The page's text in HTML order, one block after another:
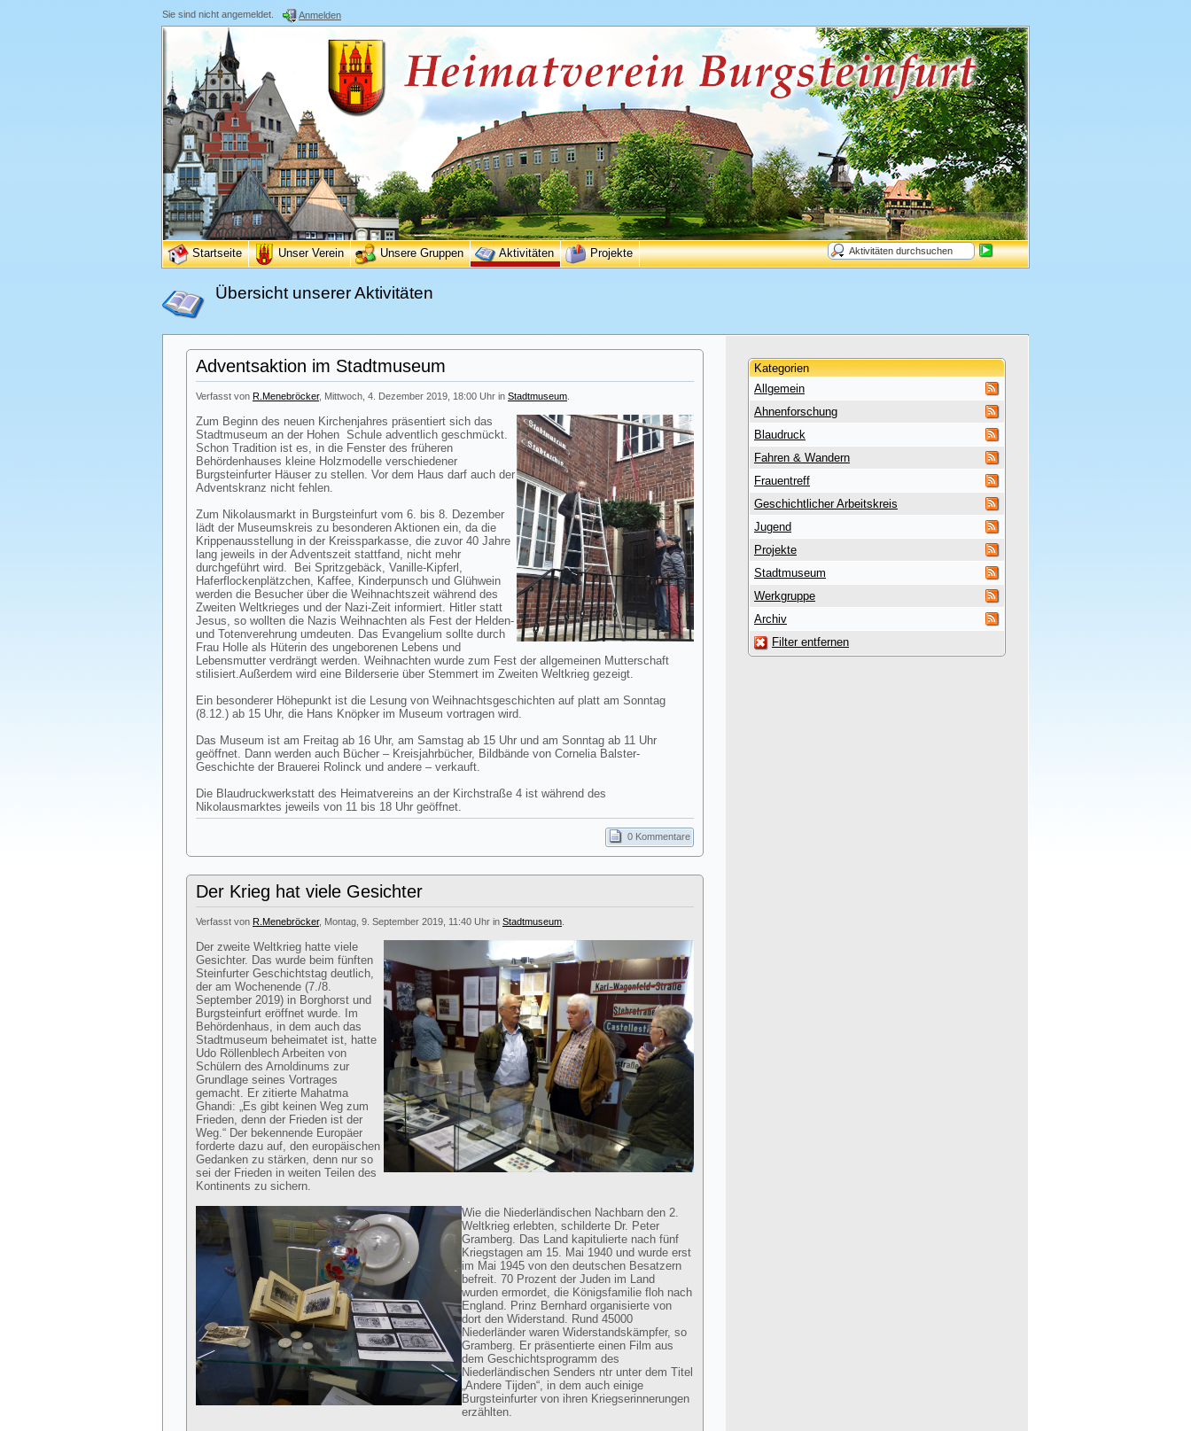
Sie sind nicht angemeldet. Anmelden
Startseite Unser Verein Unsere Gruppen Aktivitäten Projekte
Übersicht unserer Aktivitäten
Adventsaktion im Stadtmuseum
Verfasst von R.Menebröcker, Mittwoch, 4. Dezember 2019, 18:00 Uhr in Stadtmuseum
Zum Beginn des neuen Kirchenjahres präsentiert sich das
Stadtmuseum an der Hohen Schule adventlich geschmückt.
Schon Tradition ist es, in die Fenster des früheren
Behördenhauses kleine Holzmodelle verschiedener
Burgsteinfurter Häuser zu stellen. Vor dem Haus darf auch der
Adventskranz nicht fehlen.
Zum Nikolausmarkt in Burgsteinfurt vom 6. bis 8. Dezember
lädt der Museumskreis zu besonderen Aktionen ein, da die
Krippenausstellung in der Kreissparkasse, die zuvor 40 Jahre
lang jeweils in der Adventszeit stattfand, nicht mehr
durchgeführt wird. Bei Spritzgebäck, Vanille-Kipferl,
Haferflockenplätzchen, Kaffee, Kinderpunsch und Glühwein
werden die Besucher über die Weihnachtszeit während des
Zweiten Weltkrieges und der Nazi-Zeit informiert. Hitler statt
Jesus, so wollten die Nazis Weihnachten als Fest der Helden-
und Totenverehrung umdeuten. Das Evangelium sollte durch
Frau Holle als Hüterin des ungeborenen Lebens und
Lebensmutter verdrängt werden. Weihnachten wurde zum Fest der allgemeinen Mutterschaft
stilisiert.Außerdem wird eine Bilderserie über Stemmert im Zweiten Weltkrieg gezeigt.
Ein besonderer Höhepunkt ist die Lesung von Weihnachtsgeschichten auf platt am Sonntag
(8.12.) ab 15 Uhr, die Hans Knöpker im Museum vortragen wird.
Das Museum ist am Freitag ab 16 Uhr, am Samstag ab 15 Uhr und am Sonntag ab 11 Uhr
geöffnet. Dann werden auch Bücher – Kreisjahrbücher, Bildbände von Cornelia Balster-
Geschichte der Brauerei Rolinck und andere – verkauft.
Die Blaudruckwerkstatt des Heimatvereins an der Kirchstraße 4 ist während des
Nikolausmarktes jeweils von 11 bis 18 Uhr geöffnet.
0 Kommentare
Der Krieg hat viele Gesichter
Verfasst von R.Menebröcker, Montag, 9. September 2019, 11:40 Uhr in Stadtmuseum
Der zweite Weltkrieg hatte viele
Gesichter. Das wurde beim fünften
Steinfurter Geschichtstag deutlich,
der am Wochenende (7./8.
September 2019) in Borghorst und
Burgsteinfurt eröffnet wurde. Im
Behördenhaus, in dem auch das
Stadtmuseum beheimatet ist, hatte
Udo Röllenblech Arbeiten von
Schülern des Arnoldinums zur
Grundlage seines Vortrages
gemacht. Er zitierte Mahatma
Ghandi: „Es gibt keinen Weg zum
Frieden, denn der Frieden ist der
Weg.“ Der bekennende Europäer
forderte dazu auf, den europäischen
Gedanken zu stärken, denn nur so
sei der Frieden in weiten Teilen des
Kontinents zu sichern.
Wie die Niederländischen Nachbarn den 2.
Weltkrieg erlebten, schilderte Dr. Peter
Gramberg. Das Land kapitulierte nach fünf
Kriegstagen am 15. Mai 1940 und wurde erst
im Mai 1945 von den deutschen Besatzern
befreit. 70 Prozent der Juden im Land
wurden ermordet, die Königsfamilie floh nach
England. Prinz Bernhard organisierte von
dort den Widerstand. Rund 45000
Niederländer waren Widerstandskämpfer, so
Gramberg. Er präsentierte einen Film aus
dem Geschichtsprogramm des
Niederländischen Senders ntr unter dem Titel
„Andere Tijden“, in dem auch einige
Burgsteinfurter von ihren Kriegserinnerungen
erzählten.
Kategorien
Allgemein
Ahnenforschung
Blaudruck
Fahren & Wandern
Frauentreff
Geschichtlicher Arbeitskreis
Jugend
Projekte
Stadtmuseum
Werkgruppe
Archiv
Filter entfernen